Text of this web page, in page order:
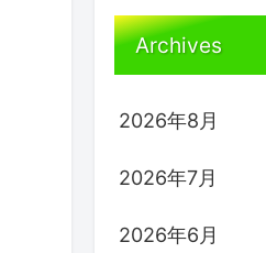
Archives
2026年8月
2026年7月
2026年6月